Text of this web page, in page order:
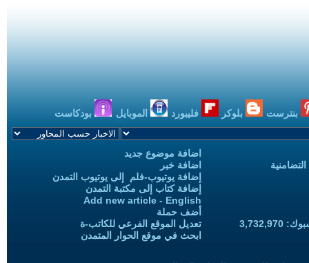
بنترست بلوكر فليبورد الموبايل بودكاست
اضافة موضوع جديد
اضافة خبر
إضافة يوتيوب-فلم إلى يوتيوب التمدن
إضافة كتاب إلى مكتبة التمدن
Add new article - English
أضف حملة
تعديل الموقع الفرعي للكاتب-ة
ابحث في موقع الحوار المتمدن